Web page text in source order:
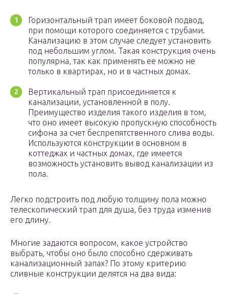
Горизонтальный трап имеет боковой подвод,
при помощи которого соединяется с трубами.
Канализацию в этом случае следует установить
под небольшим углом. Такая конструкция очень
популярна, так как применять ее можно не
только в квартирах, но и в частных домах.
Вертикальный трап присоединяется к
канализации, установленной в полу.
Преимущество изделия такого изделия в том,
что оно имеет высокую пропускную способность
сифона за счет беспрепятственного слива воды.
Используются конструкции в основном в
коттеджах и частных домах, где имеется
возможность установить вывод канализации из
пола.
Легко подстроить под любую толщину пола можно
телескопический трап для душа, без труда изменив
его длину.
Многие задаются вопросом, какое устройство
выбрать, чтобы оно было способно сдерживать
канализационный запах? По этому критерию
сливные конструкции делятся на два вида: